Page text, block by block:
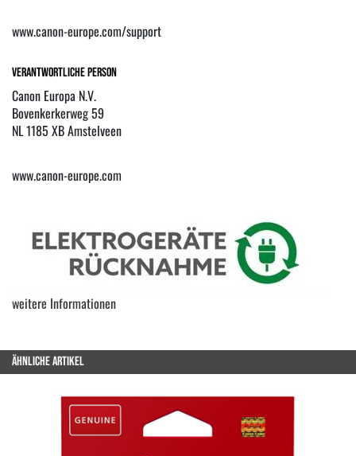
www.canon-europe.com/support
Verantwortliche Person
Canon Europa N.V.
Bovenkerkerweg 59
NL 1185 XB Amstelveen
www.canon-europe.com
weitere Informationen
ÄHNLICHE ARTIKEL